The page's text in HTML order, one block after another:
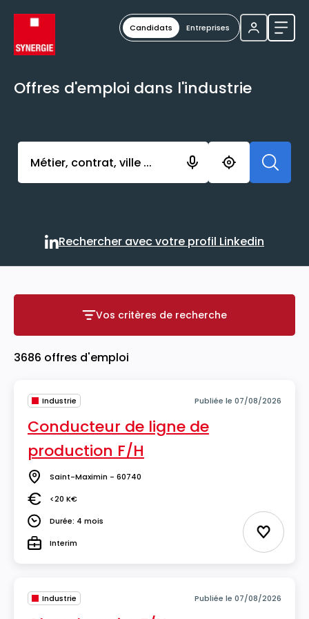
Candidats Entreprises
Offres d'emploi dans l'industrie
Activer l’élément pour lancer l’enregistrement.
Rechercher avec votre
Rechercher avec votre profil Linkedin
Vos critères de recherche
Vos critères de recherche
3686 offres d'emploi
Industrie Publiée le 07/08/2026
Conducteur de ligne de
production F/H
Lieu Saint-Maximin - 60740
Salaire<20 K€
DuréeDurée: 4 mois
TypeInterim Ajouter
Industrie Publiée le 07/08/2026